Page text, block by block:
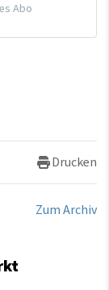
Abo
Drucken
Zum Archiv